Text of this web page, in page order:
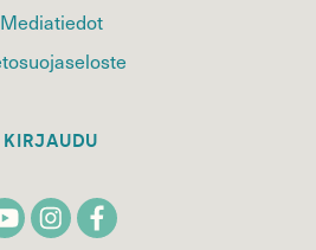
Mediatiedot
KIRJAUDU